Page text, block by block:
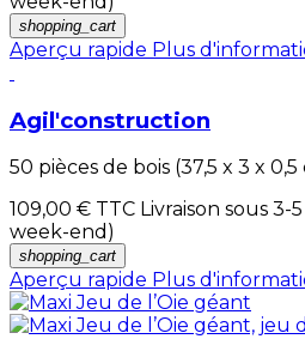
shopping_cart
Aperçu rapide Plus
Agil'construction
50 pièces de bois (37,5 x 3 x 0,5
109,00 € TTC Livraison sous
week-end)
shopping_cart
Aperçu rapide Plus